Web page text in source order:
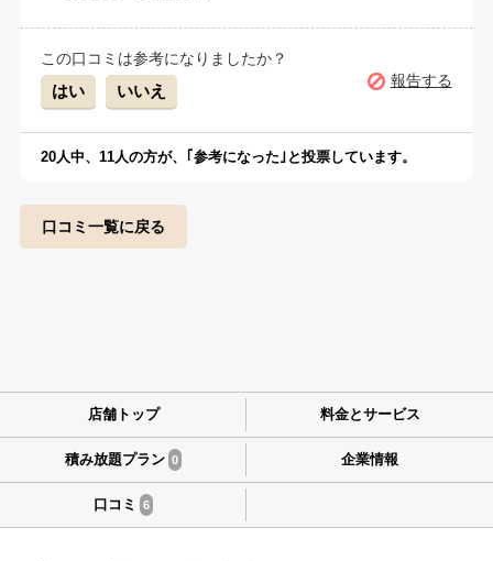
この口コミは参考になりましたか？
はい いいえ
報告する
20人中、11人の方が、｢参考になった｣と投票しています。
口コミ一覧に戻る
店舗トップ 料金とサービス
積み放題プラン 0 企業情報
口コミ 6